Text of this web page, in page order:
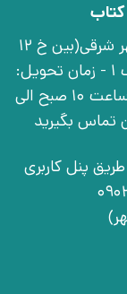
کتاب
تهران، خ انقلاب، خ 12 فروردین، خ روانمهر شرقی(بین خ 12
فروردین و خ فخر رازی)، بن‌بست اوّل، پلاک 1 - زمان تحویل:
شنبه تا چهارشنبه به جز روزهای تعطیل از ساعت 10 صبح الی
طریق پنل کاربری